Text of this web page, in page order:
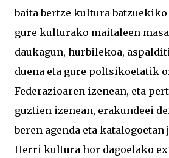
baita bertze kultura
gure kulturako maitaleen
daukagun, hurbilekoa,
duena eta gure poltsikoetatik
Federazioaren izenean, eta
guztien izenean, erakundeei
beren agenda eta katalogoetan
Herri kultura hor dagoelako